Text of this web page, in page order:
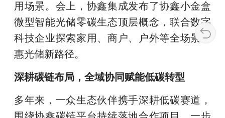
用场景。会上，协鑫集成发布了协鑫小金盒
微型智能光储零碳生态顶层概念，联合数字
科技企业探索家用、商户、户外等全场景普
惠光储新路径。
深耕碳链布局，全域协同赋能低碳转型
多年来，一众生态伙伴携手深耕低碳赛道，